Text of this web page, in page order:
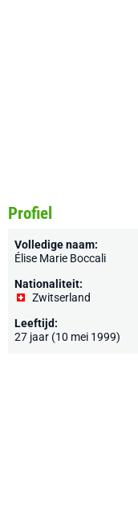
Profiel
Volledige naam:
Élise Marie Boccali
Nationaliteit:
Zwitserland
Leeftijd:
27 jaar (10 mei 1999)